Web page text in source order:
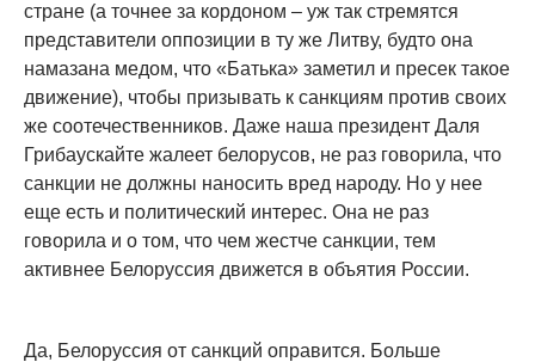
стране (а точнее за кордоном – уж так стремятся
представители оппозиции в ту же Литву, будто она
намазана медом, что «Батька» заметил и пресек такое
движение), чтобы призывать к санкциям против своих
же соотечественников. Даже наша президент Даля
Грибаускайте жалеет белорусов, не раз говорила, что
санкции не должны наносить вред народу. Но у нее
еще есть и политический интерес. Она не раз
говорила и о том, что чем жестче санкции, тем
активнее Белоруссия движется в объятия России.
Да, Белоруссия от санкций оправится. Больше